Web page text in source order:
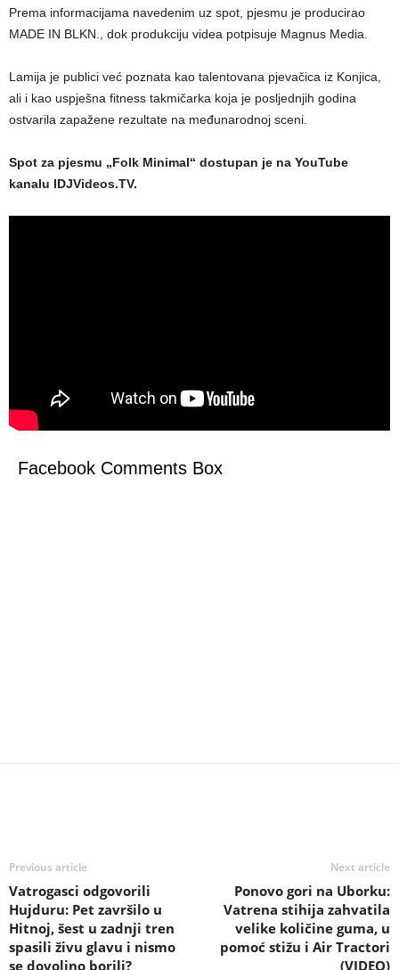
Prema informacijama navedenim uz spot, pjesmu je producirao
MADE IN BLKN., dok produkciju videa potpisuje Magnus Media.
Lamija je publici već poznata kao talentovana pjevačica iz Konjica,
ali i kao uspješna fitness takmičarka koja je posljednjih godina
ostvarila zapažene rezultate na međunarodnoj sceni.
Spot za pjesmu „Folk Minimal“ dostupan je na YouTube
kanalu IDJVideos.TV.
Facebook Comments Box
Previous article
Vatrogasci odgovorili
Hujduru: Pet završilo u
Hitnoj, šest u zadnji tren
spasili živu glavu i nismo
se dovoljno borili?
Next article
Ponovo gori na Uborku:
Vatrena stihija zahvatila
velike količine guma, u
pomoć stižu i Air Tractori
(VIDEO)